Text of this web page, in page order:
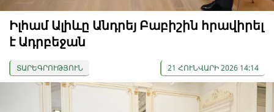
Իլհամ Ալիևը Անդրեյ Բաբիշին հրավիրել
է Ադրբեջան
ՏԱՐԵԳՐՈՒԹՅՈՒՆ 21 ՀՈՒՆՎԱՐԻ 2026 14:14